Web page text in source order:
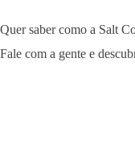
Quer saber como a Salt
Fale com a gente e